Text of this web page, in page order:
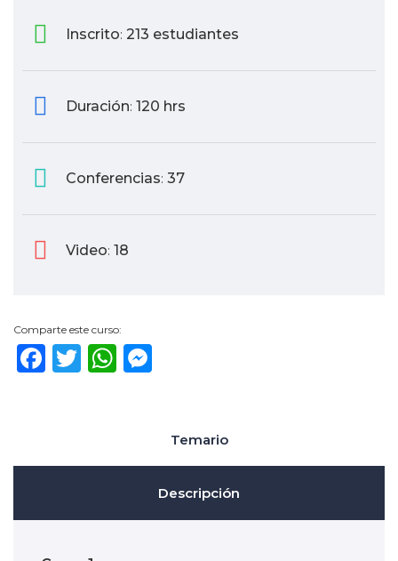
Inscrito: 213 estudiantes
Duración: 120 hrs
Conferencias: 37
Video: 18
Comparte este curso:
Facebook
TwitterWhatsApp
Temario
Descripción